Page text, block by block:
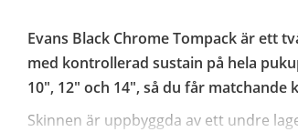
Evans Black Chrome Tompack är ett
med kontrollerad sustain på hela
10", 12" och 14", så du får
Skinnen är uppbyggda av ett undre